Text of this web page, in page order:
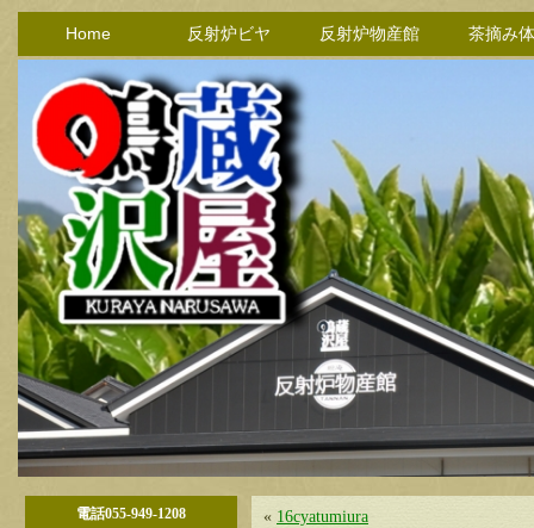
Home 反射炉ビヤ 反射炉物産館 茶摘み
電話055-949-1208 « 16cyatumiura